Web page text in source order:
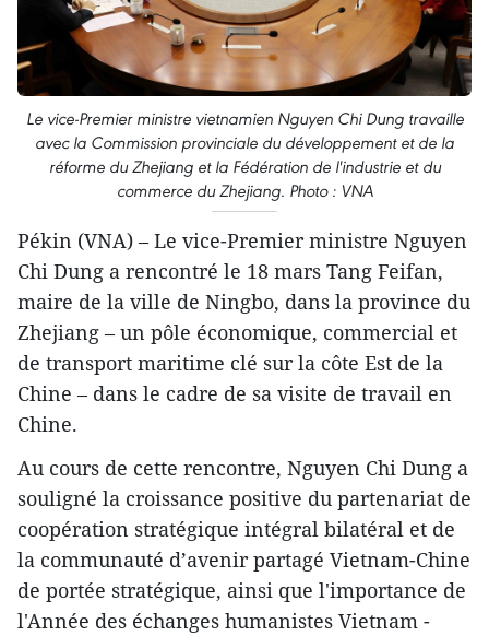
Le vice-Premier ministre vietnamien Nguyen Chi Dung travaille
avec la Commission provinciale du développement et de la
réforme du Zhejiang et la Fédération de l'industrie et du
commerce du Zhejiang. Photo : VNA
Pékin (VNA) – Le vice-Premier ministre Nguyen
Chi Dung a rencontré le 18 mars Tang Feifan,
maire de la ville de Ningbo, dans la province du
Zhejiang – un pôle économique, commercial et
de transport maritime clé sur la côte Est de la
Chine – dans le cadre de sa visite de travail en
Chine.
Au cours de cette rencontre, Nguyen Chi Dung a
souligné la croissance positive du partenariat de
coopération stratégique intégral bilatéral et de
la communauté d’avenir partagé Vietnam-Chine
de portée stratégique, ainsi que l'importance de
l'Année des échanges humanistes Vietnam -